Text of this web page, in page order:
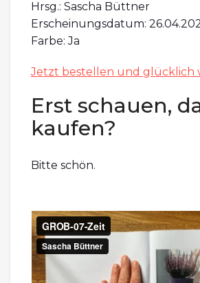
Hrsg.: Sascha Büttner
Erscheinungsdatum:
Farbe: Ja
Jetzt bestellen und glücklich
Erst schauen,
kaufen?
Bitte schön.